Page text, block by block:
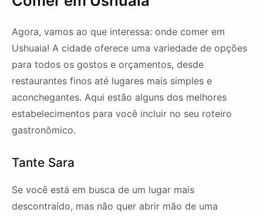
Agora, vamos ao que interessa: onde comer em
Ushuaia! A cidade oferece uma variedade de opções
para todos os gostos e orçamentos, desde
restaurantes finos até lugares mais simples e
aconchegantes. Aqui estão alguns dos melhores
estabelecimentos para você incluir no seu roteiro
gastronômico.
Tante Sara
Se você está em busca de um lugar mais
descontraído, mas não quer abrir mão de uma